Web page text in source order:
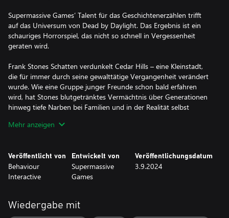
Supermassive Games’ Talent für das Geschichtenerzählen trifft
auf das Universum von Dead by Daylight. Das Ergebnis ist ein
schauriges Horrorspiel, das nicht so schnell in Vergessenheit
geraten wird.
Frank Stones Schatten verdunkelt Cedar Hills – eine Kleinstadt,
die für immer durch seine gewalttätige Vergangenheit verändert
wurde. Wie eine Gruppe junger Freunde schon bald erfahren
wird, hat Stones blutgetränktes Vermächtnis über Generationen
hinweg tiefe Narben bei Familien und in der Realität selbst
Verbrechen eines sadistischen Mörders unvorstellbare Schrecken
hervor. Tauche in die Geheimnisse von Cedar Hills ein. Begleite
eine Gruppe völlig neuer Charaktere, deren Schicksale
nichts so ist, wie es scheint.
Mehr anzeigen
Veröffentlicht von
Behaviour
Interactive
Entwickelt von
Supermassive
Games
Veröffentlichungsdatum
3.9.2024
Wiedergabe mit